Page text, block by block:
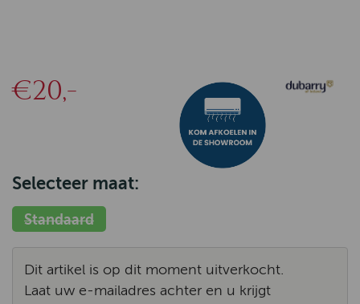
€20,-
Selecteer maat:
Standaard
Dit artikel is op dit moment uitverkocht.
Laat uw e-mailadres achter en u krijgt